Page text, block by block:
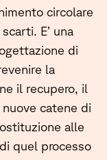
circolare
E’ una
di
la
il recupero, il
catene di
alle
quel processo